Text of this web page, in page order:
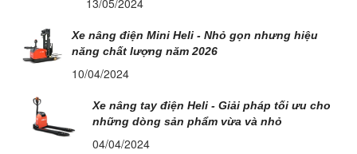
Xe nâng điện Mini Heli - Nhỏ gọn nhưng hiệu
năng chất lượng năm 2026
10/04/2024
Xe nâng tay điện Heli - Giải pháp tối ưu cho
những dòng sản phẩm vừa và nhỏ
04/04/2024